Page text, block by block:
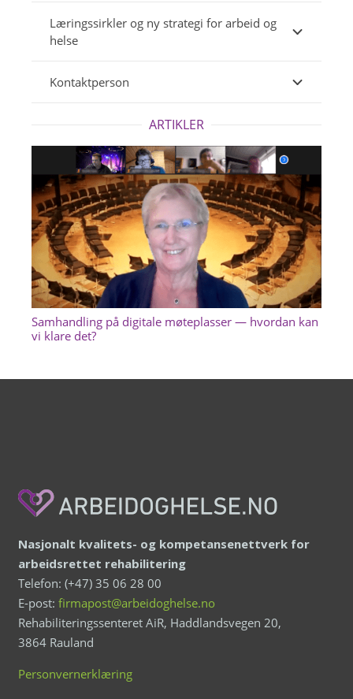
Læringssirkler og ny strategi for arbeid og
helse
Kontaktperson
ARTIKLER
Samhandling på digitale møteplasser — hvordan kan
vi klare det?
Nasjonalt kvalitets- og kompetansenettverk for
arbeidsrettet rehabilitering
Telefon: (+47) 35 06 28 00
E-post: firmapost@arbeidoghelse.no
Rehabiliteringssenteret AiR, Haddlandsvegen 20,
3864 Rauland
Personvernerklæring